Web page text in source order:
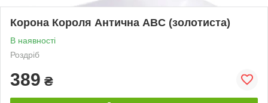
Корона Короля Антична ABC (золотиста)
В наявності
Роздріб
389 ₴